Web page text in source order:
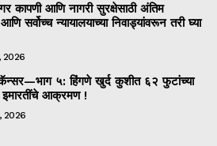
कापणी आणि नागरी सुरक्षेसाठी अंतिम
सर्वोच्च न्यायालयाच्या निवाड्यांवरून तरी घ्या
2026
५: हिंगणे खुर्द कुशीत ६२ फुटांच्या
इमारतींचे आक्रमण !
2026